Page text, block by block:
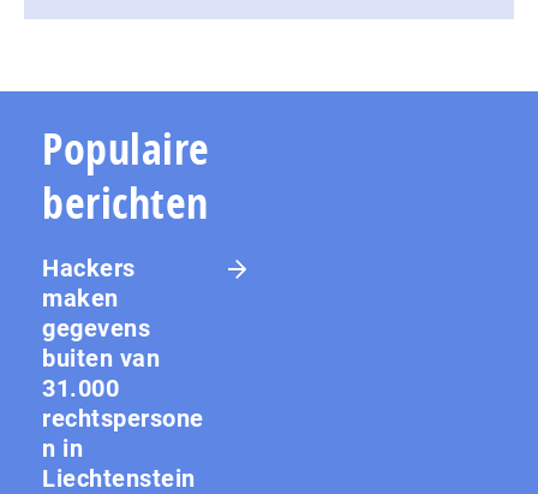
Populaire
berichten
Hackers
maken
gegevens
buiten van
31.000
rechtspersone
n in
Liechtenstein